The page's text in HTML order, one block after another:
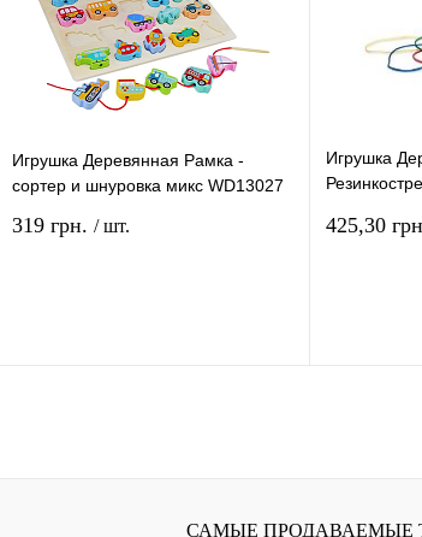
Игрушка Деревянная Рамка -
сортер и шнуровка микс WD13027
319 грн. / шт.
Игрушка
425,30
САМЫЕ ПРОДАВАЕМЫЕ